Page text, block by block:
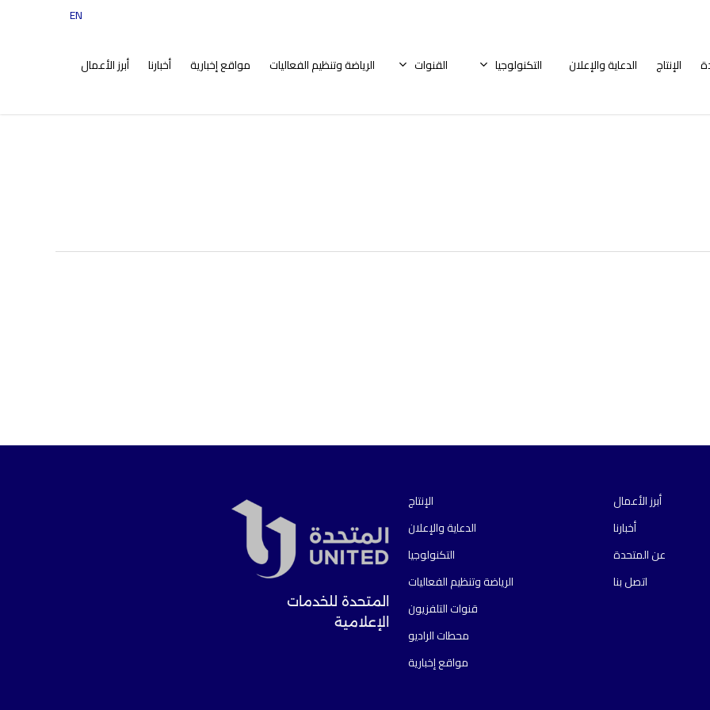
EN
الإنتاج الدعاية والإعلان التكنولوجيا القنوات الرياضة وتنظيم الفعاليات مواقع إخبارية أخبارنا أبرز الأعمال
المتحدة للخدمات
الإعلامية
الإنتاج
الدعاية والإعلان
التكنولوجيا
الرياضة وتنظيم الفعاليات
قنوات التلفزيون
محطات الراديو
مواقع إخبارية
أبرز الأعمال
أخبارنا
عن المتحدة
اتصل بنا